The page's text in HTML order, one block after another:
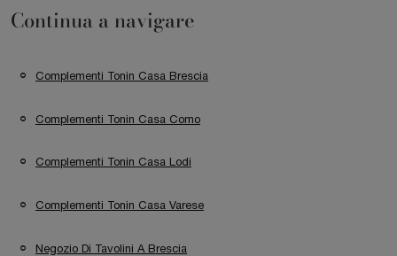
Continua a navigare
Complementi Tonin Casa Brescia
Complementi Tonin Casa Como
Complementi Tonin Casa Lodi
Complementi Tonin Casa Varese
Negozio Di Tavolini A Brescia